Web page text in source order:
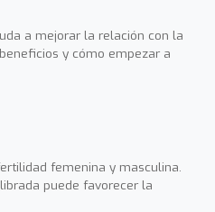
a mejorar la relación con la
y cómo empezar a
femenina y masculina.
puede favorecer la